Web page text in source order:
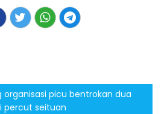
picu bentrokan dua
percut seituan